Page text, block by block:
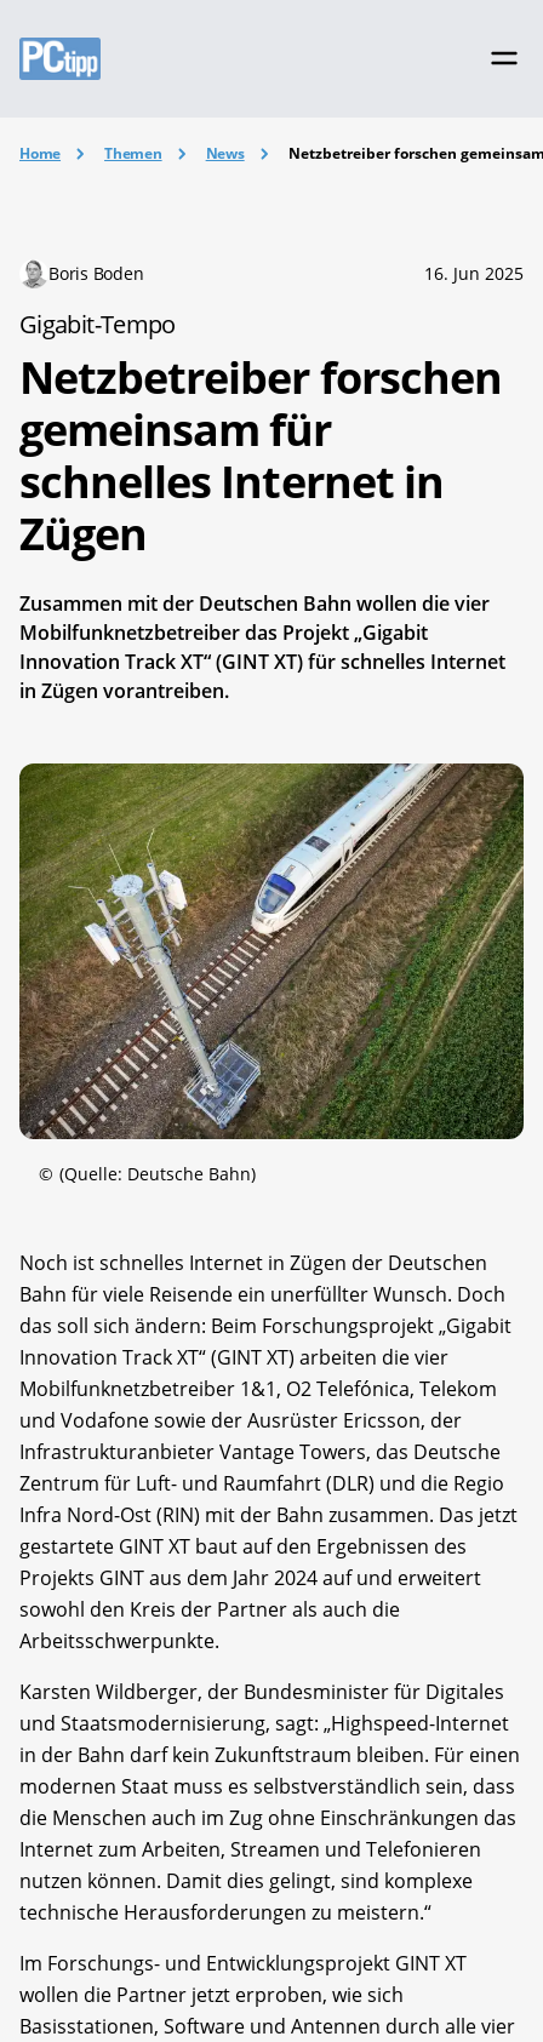
Home Themen News Netzbetreiber forschen
Boris Boden 16. Jun 2025
Gigabit-Tempo
Netzbetreiber forschen
gemeinsam für
schnelles Internet in
Zügen
Zusammen mit der Deutschen Bahn wollen die vier
Mobilfunknetzbetreiber das Projekt „Gigabit
Innovation Track XT“ (GINT XT) für schnelles Internet
in Zügen vorantreiben.
© (Quelle: Deutsche Bahn)
Noch ist schnelles Internet in Zügen der Deutschen
Bahn für viele Reisende ein unerfüllter Wunsch. Doch
das soll sich ändern: Beim Forschungsprojekt „Gigabit
Innovation Track XT“ (GINT XT) arbeiten die vier
Mobilfunknetzbetreiber 1&1, O2 Telefónica, Telekom
und Vodafone sowie der Ausrüster Ericsson, der
Infrastrukturanbieter Vantage Towers, das Deutsche
Zentrum für Luft- und Raumfahrt (DLR) und die Regio
Infra Nord-Ost (RIN) mit der Bahn zusammen. Das jetzt
gestartete GINT XT baut auf den Ergebnissen des
Projekts GINT aus dem Jahr 2024 auf und erweitert
sowohl den Kreis der Partner als auch die
Arbeitsschwerpunkte.
Karsten Wildberger, der Bundesminister für Digitales
und Staatsmodernisierung, sagt: „Highspeed-Internet
in der Bahn darf kein Zukunftstraum bleiben. Für einen
modernen Staat muss es selbstverständlich sein, dass
die Menschen auch im Zug ohne Einschränkungen das
Internet zum Arbeiten, Streamen und Telefonieren
nutzen können. Damit dies gelingt, sind komplexe
technische Herausforderungen zu meistern.“
Im Forschungs- und Entwicklungsprojekt GINT XT
wollen die Partner jetzt erproben, wie sich
Basisstationen, Software und Antennen durch alle vier